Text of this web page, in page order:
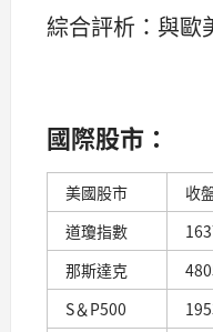
綜合評析：與歐
國際股市：
美國股市 收
道瓊指數
那斯達克
S＆P500